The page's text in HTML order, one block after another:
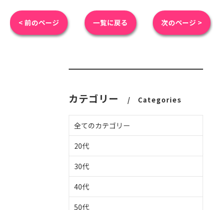
< 前のページ 一覧に戻る 次のページ >
カテゴリー Categories
全てのカテゴリー
20代
30代
40代
50代